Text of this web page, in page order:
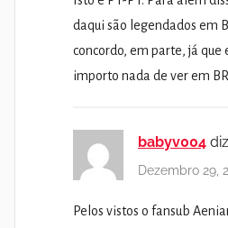
daqui são legendados em
concordo, em parte, já que
importo nada de ver em BR
babyv004
Dezembro 29,
Pelos vistos o fansub